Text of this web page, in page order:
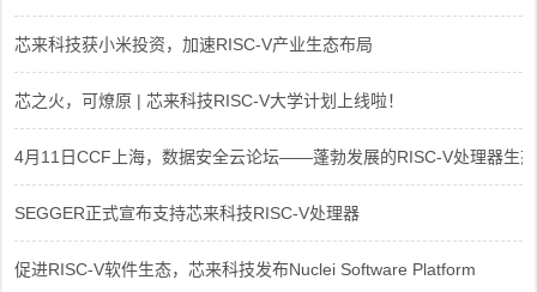
芯来科技获小米投资，加速RISC-V产业生态布局
芯之火，可燎原 | 芯来科技RISC-V大学计划上线啦！
4月11日CCF上海，数据安全云论坛——蓬勃发展的RISC-V处理器生态
SEGGER正式宣布支持芯来科技RISC-V处理器
促进RISC-V软件生态，芯来科技发布Nuclei Software Platform